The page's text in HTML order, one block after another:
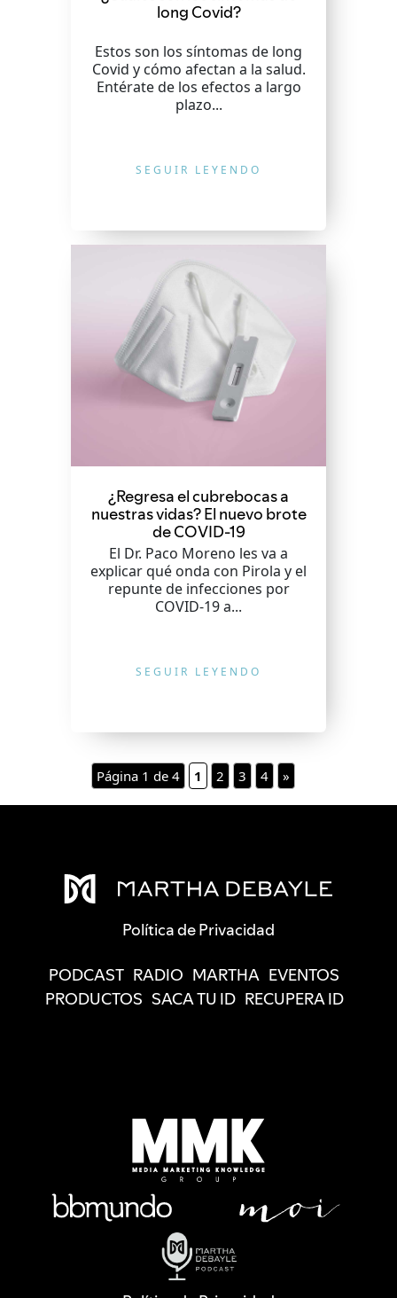
long Covid?
Estos son los síntomas de long
Covid y cómo afectan a la salud.
Entérate de los efectos a largo
plazo...
SEGUIR LEYENDO
¿Regresa el cubrebocas a
nuestras vidas? El nuevo brote
de COVID-19
El Dr. Paco Moreno les va a
explicar qué onda con Pirola y el
repunte de infecciones por
COVID-19 a...
SEGUIR LEYENDO
Página 1 de 4 1 2 3 4 »
Política de Privacidad
PODCAST RADIO MARTHA EVENTOS
PRODUCTOS SACA TU ID RECUPERA ID